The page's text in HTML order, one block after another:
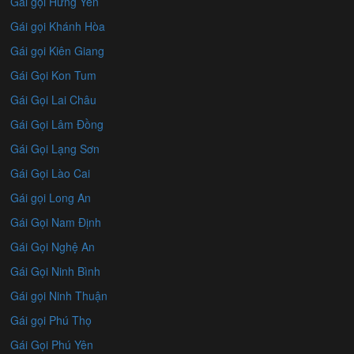
Gái gọi Khánh Hòa
Gái gọi Kiên Giang
Gái Gọi Kon Tum
Gái Gọi Lai Châu
Gái Gọi Lâm Đồng
Gái Gọi Lạng Sơn
Gái Gọi Lào Cai
Gái gọi Long An
Gái Gọi Nam Định
Gái Gọi Nghệ An
Gái Gọi Ninh Bình
Gái gọi Ninh Thuận
Gái gọi Phú Thọ
Gái Gọi Phú Yên